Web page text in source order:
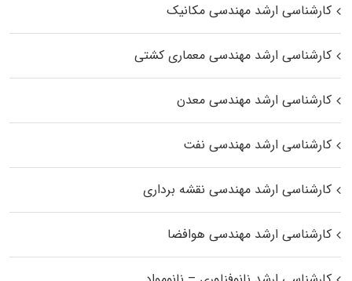
کارشناسی ارشد مهندسی مکانیک
کارشناسی ارشد مهندسی معماری کشتی
کارشناسی ارشد مهندسی معدن
کارشناسی ارشد مهندسی نفت
کارشناسی ارشد مهندسی نقشه برداری
کارشناسی ارشد مهندسی هوافضا